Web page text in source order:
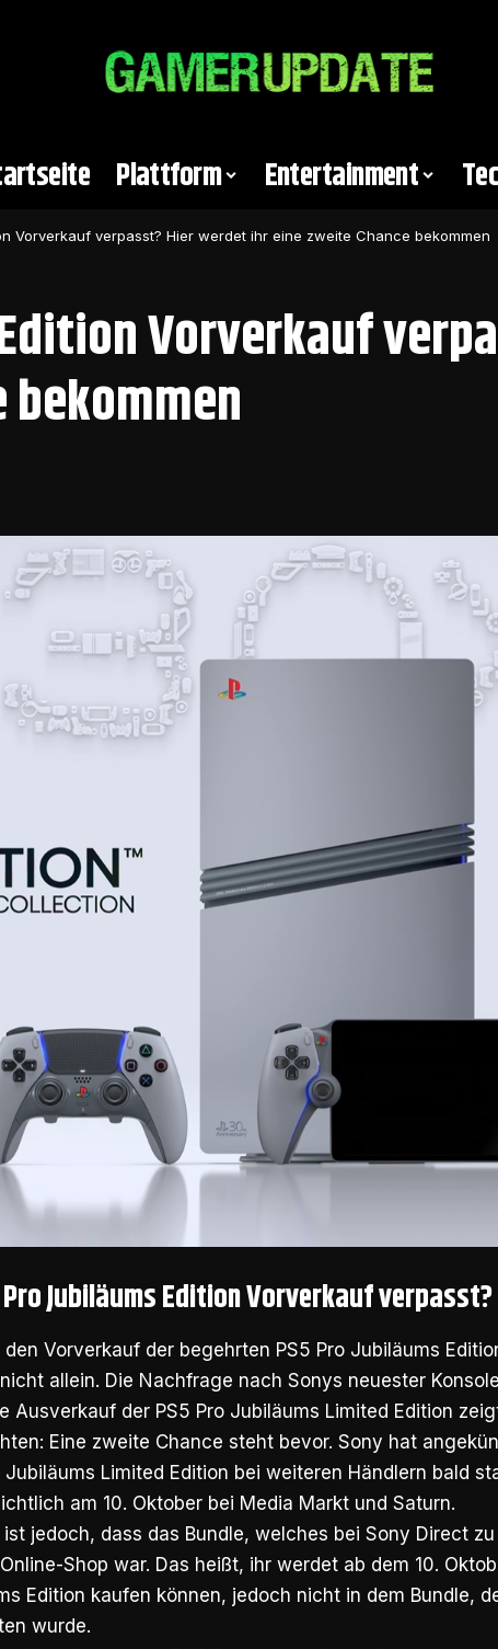
Plattform Entertainment
Vorverkauf verpasst? Hier werdet ihr eine zweite Chance bekommen
Vorverkauf
bekommen
Pro Jubiläums Edition Vorverkauf
den Vorverkauf der begehrten PS5 Pro Jubiläums
allein. Die Nachfrage nach Sonys neuester
Ausverkauf der PS5 Pro Jubiläums Limited Edition
Eine zweite Chance steht bevor. Sony hat
Jubiläums Limited Edition bei weiteren Händlern bald
am 10. Oktober bei Media Markt und Saturn.
jedoch, dass das Bundle, welches bei Sony Direct
Shop war. Das heißt, ihr werdet ab dem 10.
Edition kaufen können, jedoch nicht in dem Bundle,
wurde.